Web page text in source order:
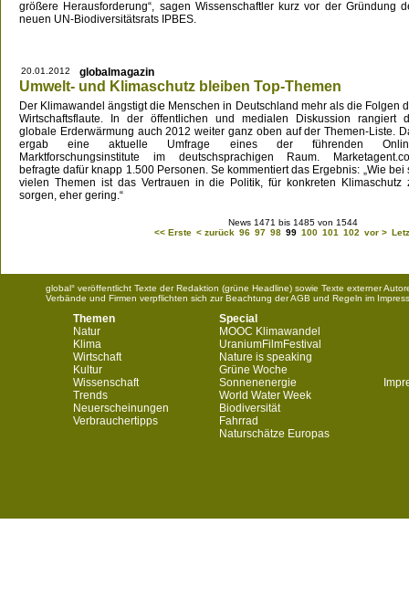
größere Herausforderung“, sagen Wissenschaftler kurz vor der Gründung
neuen UN-Biodiversitätsrats IPBES.
20.01.2012 globalmagazin
Umwelt- und Klimaschutz bleiben Top-Themen
Der Klimawandel ängstigt die Menschen in Deutschland mehr als die Folgen
Wirtschaftsflaute. In der öffentlichen und medialen Diskussion rangiert
globale Erderwärmung auch 2012 weiter ganz oben auf der Themen-Liste.
ergab eine aktuelle Umfrage eines der führenden
Marktforschungsinstitute im deutschsprachigen Raum.
befragte dafür knapp 1.500 Personen. Se kommentiert das Ergebnis: „Wie bei
vielen Themen ist das Vertrauen in die Politik, für konkreten Klimaschutz
sorgen, eher gering.“
News 1471 bis 1485 von 1544
<< Erste < zurück 96 97 98 99 100 101 102 vor >
global° veröffentlicht Texte der Redaktion (grüne Headline) sowie Texte externer
Verbände und Firmen verpflichten sich zur Beachtung der AGB und Regeln im
Themen
Natur
Klima
Wirtschaft
Kultur
Wissenschaft
Trends
Neuerscheinungen
Verbrauchertipps
Special
MOOC Klimawandel
UraniumFilmFestival
Nature is speaking
Grüne Woche
Sonnenenergie
World Water Week
Biodiversität
Fahrrad
Naturschätze Europas